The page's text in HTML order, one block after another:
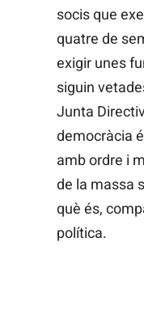
socis que
quatre de
exigir unes
siguin
Junta
democràcia
amb ordre i
de la massa
què és,
política.